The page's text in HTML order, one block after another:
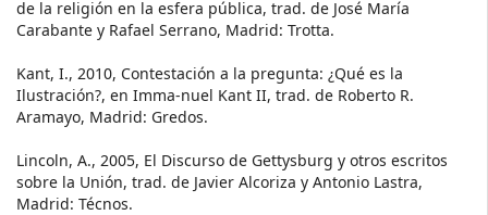
de la religión en la esfera pública, trad. de José María
Carabante y Rafael Serrano, Madrid: Trotta.
Kant, I., 2010, Contestación a la pregunta: ¿Qué es la
Ilustración?, en Imma-nuel Kant II, trad. de Roberto R.
Aramayo, Madrid: Gredos.
Lincoln, A., 2005, El Discurso de Gettysburg y otros escritos
sobre la Unión, trad. de Javier Alcoriza y Antonio Lastra,
Madrid: Técnos.